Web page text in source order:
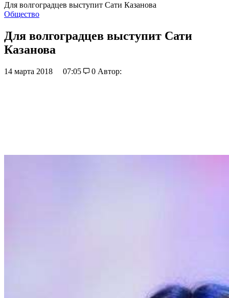
Для волгоградцев выступит Сати Казанова
Общество
Для волгоградцев выступит Сати
Казанова
14 марта 2018 07:05 0 Автор: